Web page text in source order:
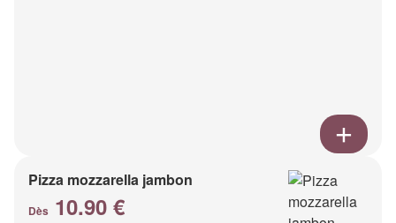
Pizza mozzarella jambon
Dès 10.90 €